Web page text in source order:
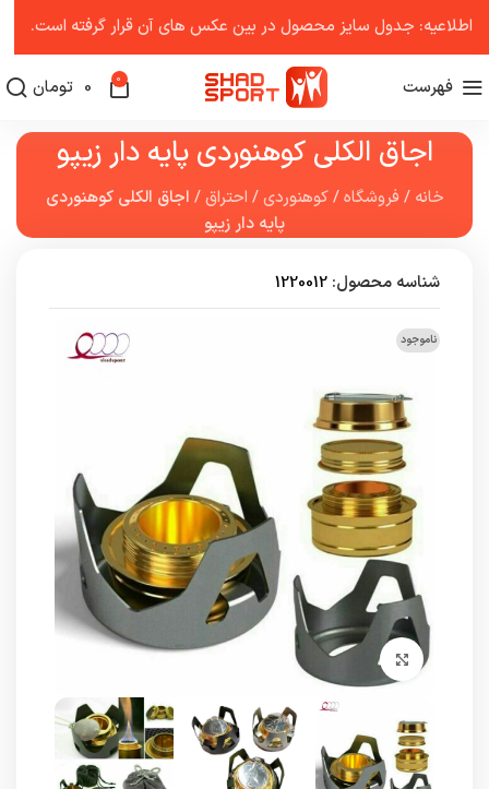
فهرست 0
0 تومان
اجاق الکلی کوهنوردی پایه دار زیپو
خانه /فروشگاه/کوهنوردی/ احتراق/ اجاق الکلی کوهنوردی
پایه دار زیپو
شناسه محصول: 1220012
ناموجود
برای بزرگنمایی کلیک کنید
اطلاعیه: جدول سایز محصول در بین عکس ‌های آن قرار گرفته است.